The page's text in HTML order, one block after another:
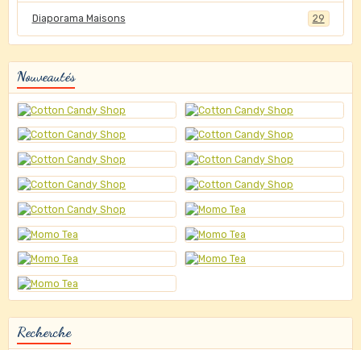
Diaporama Maisons 29
Nouveautés
Recherche